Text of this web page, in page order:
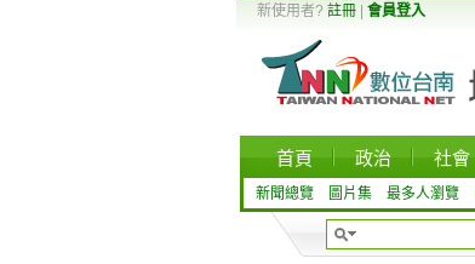
新使用者? 註冊 會員登入
首頁 政治 社會
新聞總覽 圖片集 最多人瀏覽